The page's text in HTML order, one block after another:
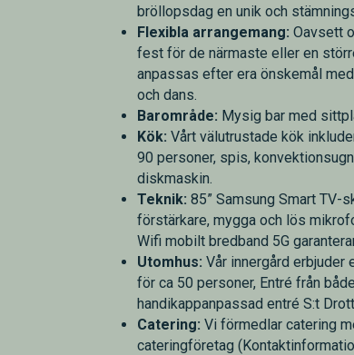
bröllopsdag en unik och
Flexibla arrangemang: Oavsett
fest för de närmaste eller en
anpassas efter era önskemål
och dans.
Barområde: Mysig bar med
Kök: Vårt välutrustade kök
90 personer, spis,
diskmaskin.
Teknik: 85” Samsung Smart TV-
förstärkare, mygga och lös
Wifi mobilt bredband 5G
Utomhus: Vår innergård erbjuder
för ca 50 personer, Entré från
handikappanpassad entré S:t
Catering: Vi förmedlar catering
cateringföretag